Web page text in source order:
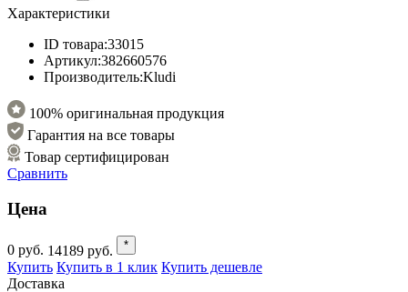
Характеристики
ID товара:33015
Артикул:382660576
Производитель:Kludi
100% оригинальная продукция
Гарантия на все товары
Товар сертифицирован
Сравнить
Цена
0 руб. 14189 руб. *
Купить Купить в 1 клик Купить дешевле
Доставка